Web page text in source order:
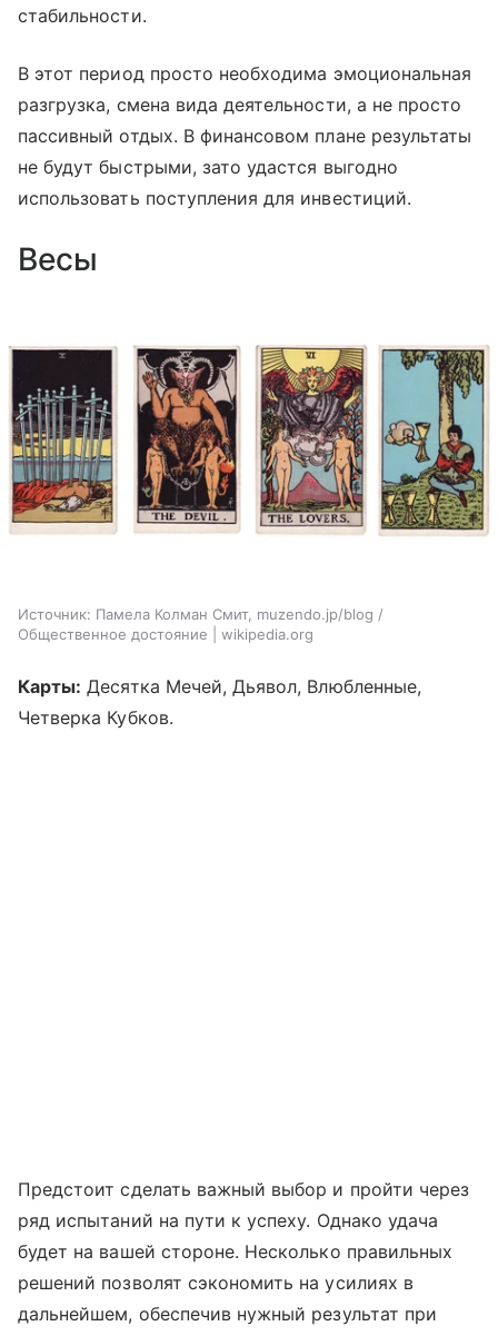
стабильности.
В этот период просто необходима эмоциональная
разгрузка, смена вида деятельности, а не просто
пассивный отдых. В финансовом плане результаты
не будут быстрыми, зато удастся выгодно
использовать поступления для инвестиций.
Весы
Источник: Памела Колман Смит, muzendo.jp/blog /
Общественное достояние | wikipedia.org
Карты: Десятка Мечей, Дьявол, Влюбленные,
Четверка Кубков.
Предстоит сделать важный выбор и пройти через
ряд испытаний на пути к успеху. Однако удача
будет на вашей стороне. Несколько правильных
решений позволят сэкономить на усилиях в
дальнейшем, обеспечив нужный результат при